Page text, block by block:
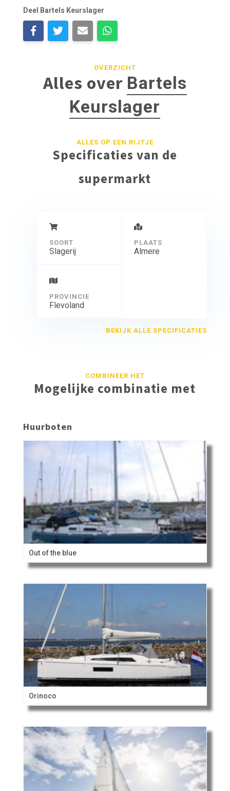
Deel Bartels Keurslager
OVERZICHT
Alles over Bartels
Keurslager
ALLES OP EEN RIJTJE
Specificaties van de
supermarkt
SOORT
Slagerij
PLAATS
Almere
PROVINCIE
Flevoland
BEKIJK ALLE SPECIFICATIES
COMBINEER HET
Mogelijke combinatie met
Huurboten
Out of the blue
Orinoco